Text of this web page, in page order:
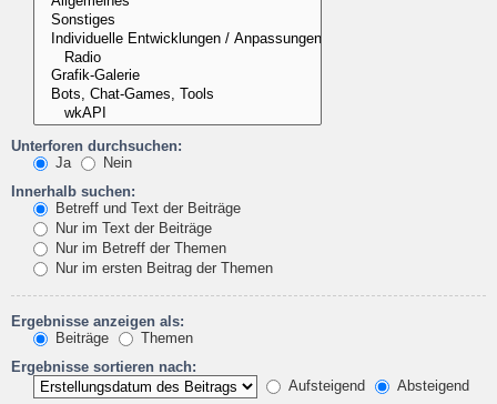
Unterforen durchsuchen:
Ja
Nein
Innerhalb suchen:
Betreff und Text der Beiträge
Nur im Text der Beiträge
Nur im Betreff der Themen
Nur im ersten Beitrag der Themen
Ergebnisse anzeigen als:
Beiträge
Themen
Ergebnisse sortieren nach:
Aufsteigend
Absteigend